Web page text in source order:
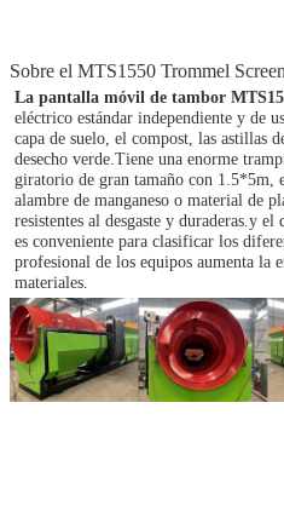
Sobre el MTS1550 Trommel Screen
La pantalla móvil de tambor
eléctrico estándar independiente y de
capa de suelo, el compost, las astillas
desecho verde.Tiene una enorme
giratorio de gran tamaño con 1.5*5m,
alambre de manganeso o material de
resistentes al desgaste y duraderas.y
es conveniente para clasificar los
profesional de los equipos aumenta la
materiales.